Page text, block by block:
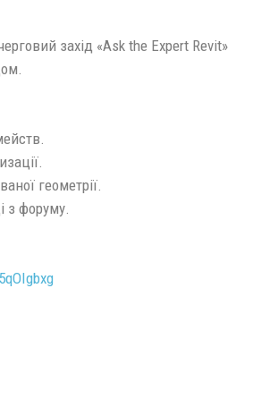
захід «Ask the Expert Revit»
геометрії.
з форуму.